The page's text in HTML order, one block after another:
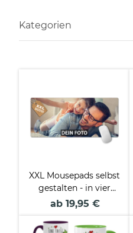
XXL Mousepads selbst
gestalten - in vier
Größen
ab 19,95 €
Kategorien